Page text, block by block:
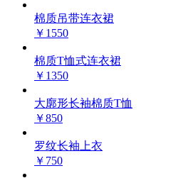
棉质吊带连衣裙
￥1550
棉质T恤式连衣裙
￥1350
大廓形长袖棉质T恤
￥850
罗纹长袖上衣
￥750